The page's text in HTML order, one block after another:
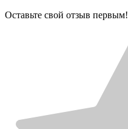
Оставьте свой отзыв первым!